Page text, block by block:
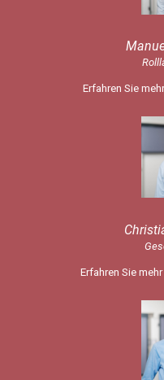
Erfahren Sie
Erfahren Sie